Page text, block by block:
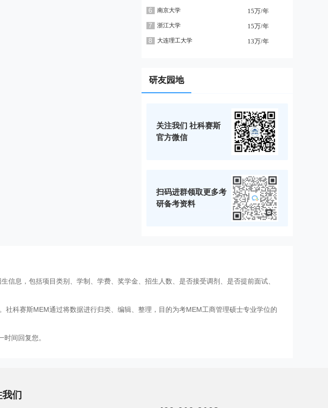
6 南京大学 15万/年
7 浙江大学 15万/年
8 大连理工大学 13万/年
研友园地
关注我们 社科赛斯
官方微信
扫码进群领取更多考
研备考资料
息，包括项目类别、学制、学费、奖学金、招生人数、是否接受调剂、是否提前面试、
科赛斯MEM通过将数据进行归类、编辑、整理，目的为考MEM工商管理硕士专业学位的
间回复您。
们